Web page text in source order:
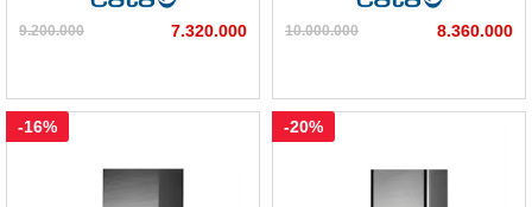
9.200.000 7.320.000 10.000.000 8.360.000
-16% -20%